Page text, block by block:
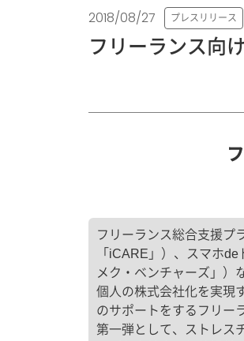
2018/08/27 プレスリリース
フリーランス向
フリーランス総合支援プ
「iCARE」）、スマホ
メク・ベンチャーズ」）
個人の株式会社化を実現
のサポートをするフリー
第一弾として、ストレス